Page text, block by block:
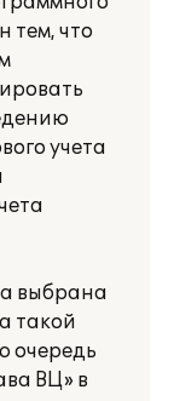
тем, что
учета
выбрана
такой
очередь
ВЦ» в